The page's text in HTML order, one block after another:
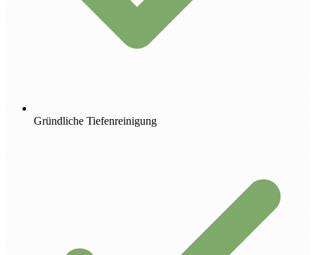
Gründliche Tiefenreinigung